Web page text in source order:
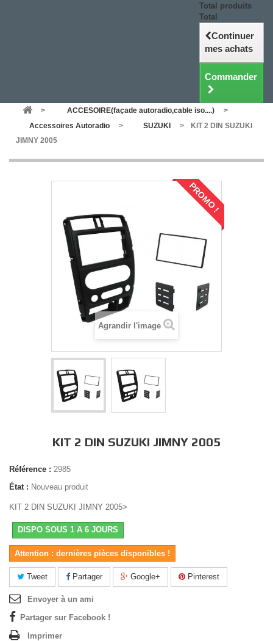
Total produits
Total
Continuer
mes achats
Commander
> ACCESOIRE(façade autoradio,cable iso....)
>
Accessoires Autoradio
> SUZUKI >
KIT 2 DIN SUZUKI
JIMNY 2005
PROMO !
Agrandir l'image
KIT 2 DIN SUZUKI JIMNY 2005
Référence : 2985
État : Nouveau produit
KIT 2 DIN SUZUKI JIMNY 2005>
DISPO SOUS 1 A 6 JOURS
Attention : dernières pièces disponibles !
Tweet Partager Google+ Pinterest
Envoyer à un ami
Partager sur Facebook !
Imprimer